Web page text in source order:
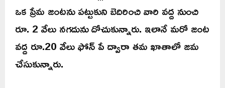
ఒక ప్రేమ జంటను పట్టుకుని బెదిరించి వారి వద్ద నుంచి
రూ. 2 వేలు నగదును దోచుకున్నారు. ఇలానే మరో జంట
వద్ద రూ.20 వేలు ఫోన్ పే ద్వారా తమ ఖాతాలో జమ
చేసుకున్నారు.